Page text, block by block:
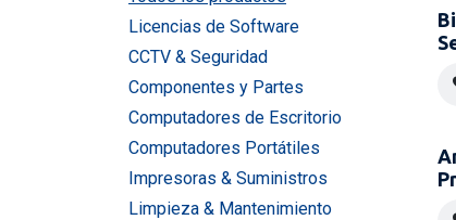
Licencias de Software
CCTV & Seguridad
Componentes y Partes
Computadores de Escritorio
Computadores Portátiles
Impresoras & Suministros
Limpieza & Mantenimiento